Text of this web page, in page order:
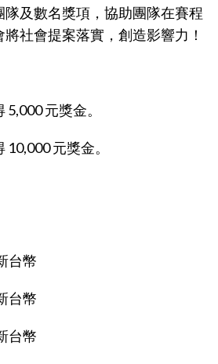
及數名獎項，協助團隊在賽程
社會提案落實，創造影響力！
元獎金。
元獎金。
台幣
台幣
台幣